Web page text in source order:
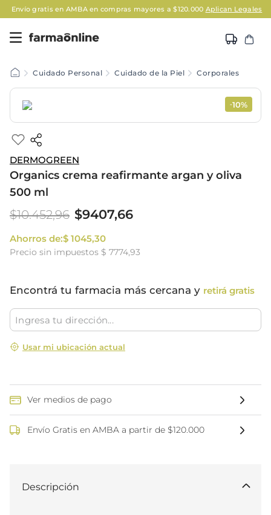
Envío gratis en AMBA en compras mayores a $120.000 Aplican Legales
Cuidado Personal Cuidado de la Piel Corporales
-10%
DERMOGREEN
Organics crema reafirmante argan y oliva
500 ml
$10.452,96 $9407,66
Ahorros de:$ 1045,30
Precio sin impuestos $ 7774,93
Encontrá tu farmacia más cercana y retirá gratis
Usar mi ubicación actual
Ver medios de pago
Envío Gratis en AMBA a partir de $120.000
Descripción